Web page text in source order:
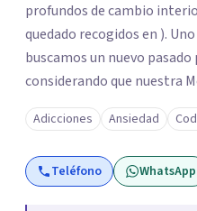
profundos de cambio
quedado recogidos en ).
buscamos un nuevo
considerando que nuestra
problemas de la
personalidad nos van a
“enfermos” (). Mi trabajo
esclarecimiento del origen
Adicciones Ansiedad
Teléfono WhatsApp